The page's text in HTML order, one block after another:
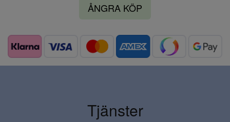
ÅNGRA KÖP
Tjänster